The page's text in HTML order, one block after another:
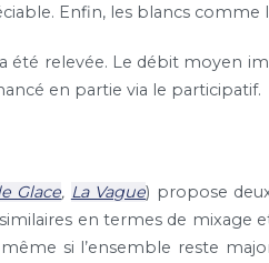
Enfin, les blancs comme
été relevée. Le débit moyen
en partie via le participatif.
Glace, La Vague) propose
en termes de mixage
si l’ensemble reste